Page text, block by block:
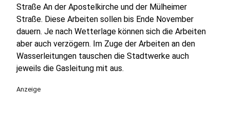
Straße An der Apostelkirche und der Mülheimer
Straße. Diese Arbeiten sollen bis Ende November
dauern. Je nach Wetterlage können sich die Arbeiten
aber auch verzögern. Im Zuge der Arbeiten an den
Wasserleitungen tauschen die Stadtwerke auch
jeweils die Gasleitung mit aus.
Anzeige